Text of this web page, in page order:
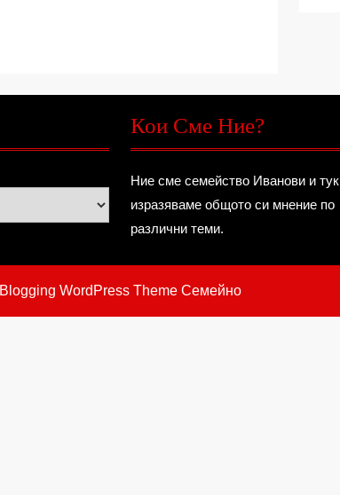
Кои Сме Ние?
Ние сме семейство Иванови и тук
изразяваме общото си мнение по
различни теми.
Blogging WordPress ThemeСемейно